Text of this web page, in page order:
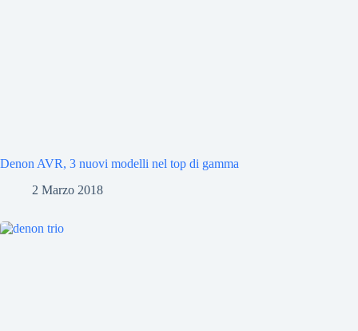
Denon AVR, 3 nuovi modelli nel top di gamma
2 Marzo 2018